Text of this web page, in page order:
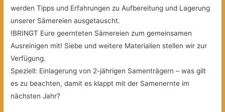
werden Tipps und Erfahrungen zu Aufbereitung und Lagerung
unserer Sämereien ausgetauscht.
!BRINGT Eure geernteten Sämereien zum gemeinsamen
Ausreinigen mit! Siebe und weitere Materialien stellen wir zur
Verfügung.
Speziell: Einlagerung von 2-jährigen Samenträgern – was gilt
es zu beachten, damit es klappt mit der Samenernte im
nächsten Jahr?